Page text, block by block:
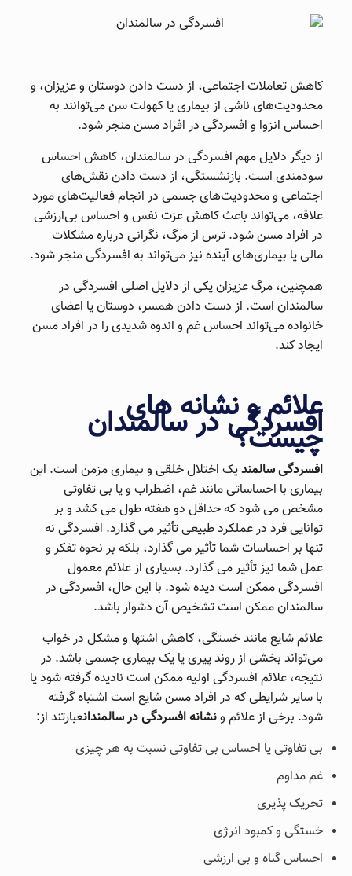
کاهش تعاملات اجتماعی، از دست دادن دوستان و عزیزان، و
محدودیت‌های ناشی از بیماری یا کهولت سن می‌توانند به
احساس انزوا و افسردگی در افراد مسن منجر شود.
از دیگر دلایل مهم افسردگی در سالمندان، کاهش احساس
سودمندی است. بازنشستگی، از دست دادن نقش‌های
اجتماعی و محدودیت‌های جسمی در انجام فعالیت‌های مورد
علاقه، می‌تواند باعث کاهش عزت نفس و احساس بی‌ارزشی
در افراد مسن شود. ترس از مرگ، نگرانی درباره مشکلات
مالی یا بیماری‌های آینده نیز می‌تواند به افسردگی منجر شود.
همچنین، مرگ عزیزان یکی از دلایل اصلی افسردگی در
سالمندان است. از دست دادن همسر، دوستان یا اعضای
خانواده می‌تواند احساس غم و اندوه شدیدی را در افراد مسن
ایجاد کند.
علائم و نشانه های
افسردگی در سالمندان
چیست؟
افسردگی سالمندیک اختلال خلقی و بیماری مزمن است. این
بیماری با احساساتی مانند غم، اضطراب و یا بی تفاوتی
مشخص می شود که حداقل دو هفته طول می کشد و بر
توانایی فرد در عملکرد طبیعی تأثیر می گذارد. افسردگی نه
تنها بر احساسات شما تأثیر می گذارد، بلکه بر نحوه تفکر و
عمل شما نیز تأثیر می گذارد. بسیاری از علائم معمول
افسردگی ممکن است دیده شود. با این حال، افسردگی در
سالمندان ممکن است تشخیص آن دشوار باشد.
علائم شایع مانند خستگی، کاهش اشتها و مشکل در خواب
می‌تواند بخشی از روند پیری یا یک بیماری جسمی باشد. در
نتیجه، علائم افسردگی اولیه ممکن است نادیده گرفته شود یا
با سایر شرایطی که در افراد مسن شایع است اشتباه گرفته
شود. برخی از علائم ونشانه افسردگی در سالمندانعبارتند از:
بی تفاوتی یا احساس بی تفاوتی نسبت به هر چیزی
غم مداوم
تحریک پذیری
خستگی و کمبود انرژی
احساس گناه و بی ارزشی